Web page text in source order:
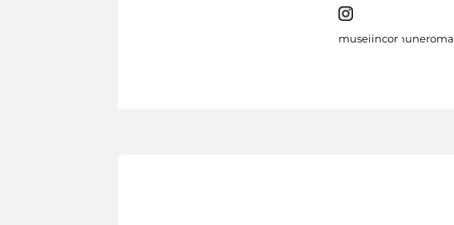
museiincomuneroma